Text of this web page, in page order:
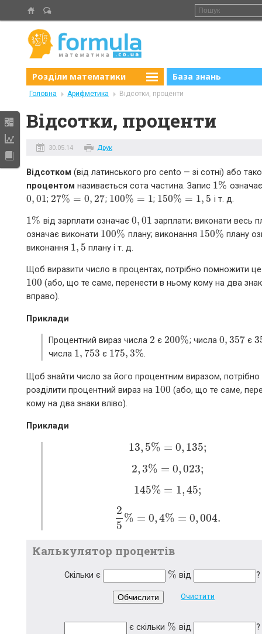
Розділи математики База знань
Головна Арифметика Відсотки, проценти
Відсотки, проценти
30.05.14 Друк
Відсотком (від латинського pro cento — зі сотні) або
процентом називається сота частина. Запис 1%
1% означає
0,01
0,01 ; 27% = 0, 27
27%= 0,27 ; 100% = 1
100%= 1 ; 150% = 1, 5
150%= 1,5 і т. д.
1%
1% від зарплати означає 0,01
0,01
зарплати; виконати весь
означає виконати 100%
100% плану; виконання 150%
150%
плану
виконання 1, 5
1,5 плану і т. д.
Щоб виразити число в процентах, потрібно помножити
100
100 (або, що те саме, перенести в ньому кому на два
вправо).
Приклади
Процентний вираз числа 2
2 є 200%
200% ; числа 0,357
0,357 є
числа 1, 753
1,753 є 175, 3%
175,3% .
Щоб знайти число за його процентним виразом, потрібно
розділити процентний вираз на 100
100 (або, що те саме,
кому на два знаки вліво).
Приклади
13, 5% = 0, 135;
13,5%=0 ,135;
2, 3% = 0,023;
2,3%=0,023;
145% = 1,45;
145%=1,45;
2
5
% = 0,4% = 0,004.
2 5%=0,4%=0,004.
Калькулятор процентів
Скільки є %
% від ?
Обчислити Очистити
є скільки %
% від ?